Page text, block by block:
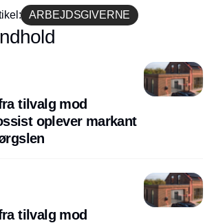
ARBEJDSGIVERNE
Annonce
tilvalg mod
oplever markant
tilvalg mod